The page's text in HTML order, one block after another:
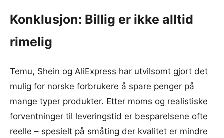
Konklusjon: Billig er ikke alltid
rimelig
Temu, Shein og AliExpress har utvilsomt gjort det
mulig for norske forbrukere å spare penger på
mange typer produkter. Etter moms og realistiske
forventninger til leveringstid er besparelsene ofte
reelle – spesielt på småting der kvalitet er mindre